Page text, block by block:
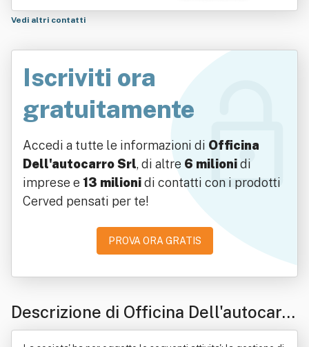
Vedi altri contatti
Iscriviti ora
gratuitamente
Accedi a tutte le informazioni di Officina
Dell'autocarro Srl, di altre 6 milionidi
imprese e 13 milionidi contatti con i prodotti
Cerved pensati per te!
PROVA ORA GRATIS
Descrizione di Officina Dell'autocarr
o Srl